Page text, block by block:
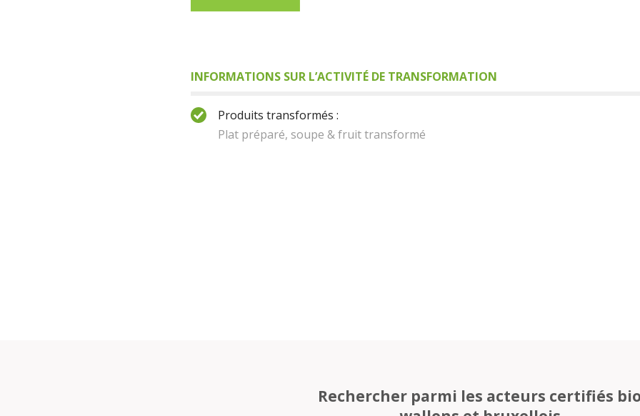
INFORMATIONS SUR L’ACTIVITÉ DE TRANSFORMATION
Produits transformés :
Plat préparé, soupe & fruit transformé
Rechercher parmi les acteurs certifiés